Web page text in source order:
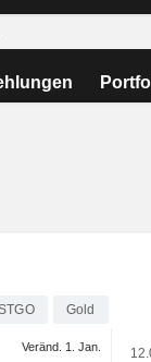
Gold
Veränd. 1. Jan.